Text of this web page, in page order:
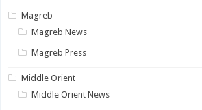
Magreb
Magreb News
Magreb Press
Middle Orient
Middle Orient News